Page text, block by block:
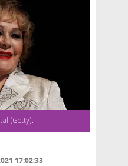
(Getty).
17:02:33